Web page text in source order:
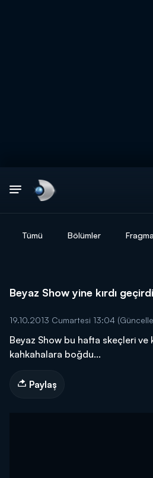
Tümü Bölümler
Beyaz Show yine kırdı geçirdi
19.10.2013 Cumartesi 13:04
Beyaz Show bu hafta skeçleri ve
kahkahalara boğdu...
Paylaş